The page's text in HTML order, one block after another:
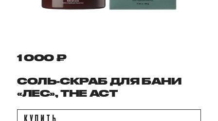
1 000 ₽
СОЛЬ-СКРАБ ДЛЯ БАНИ
«ЛЕС», THE ACT
КУПИТЬ